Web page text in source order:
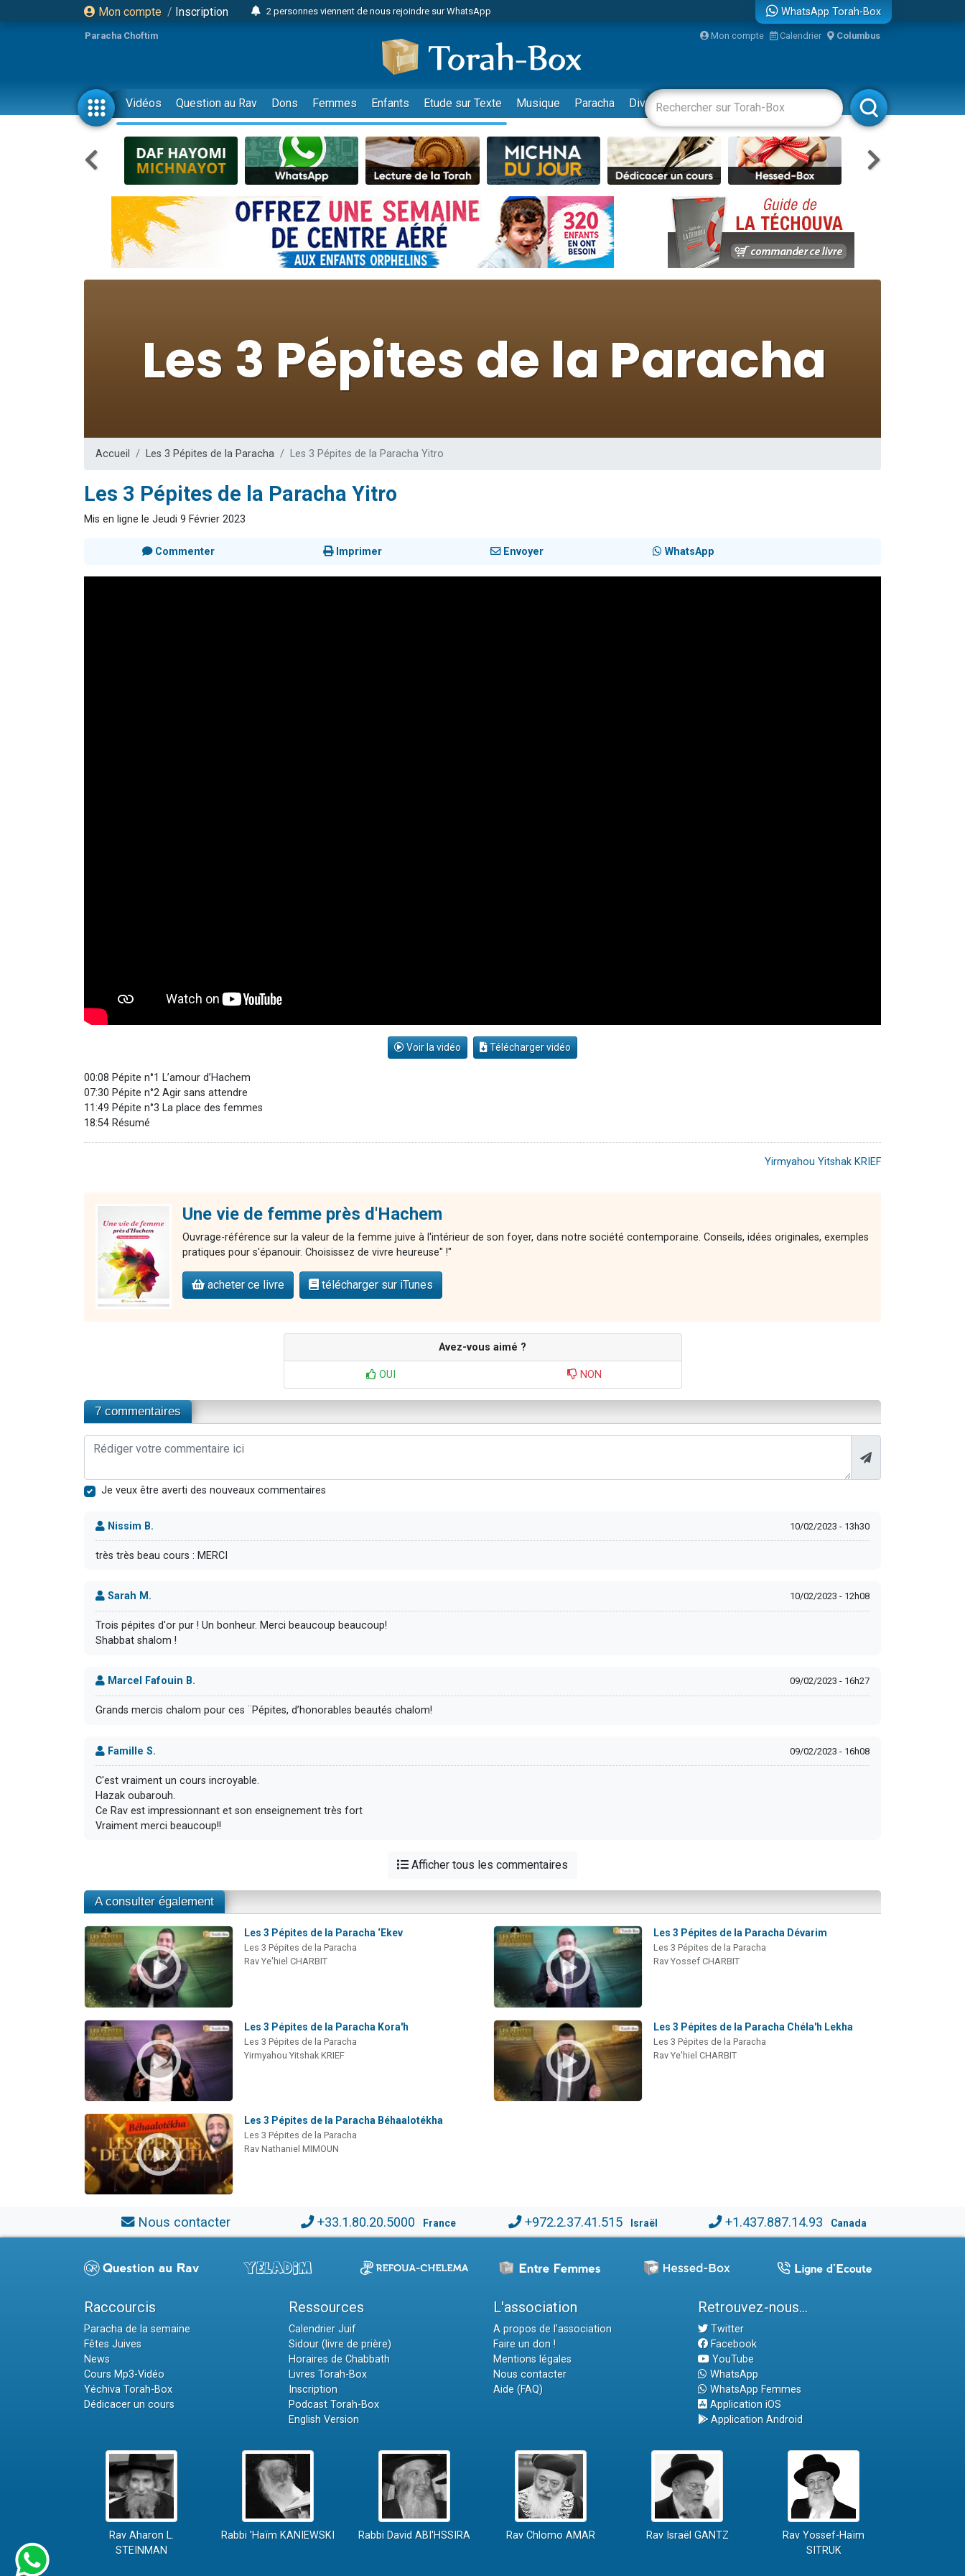
Mon compte / Inscription
2 personnes viennent de nous rejoindre sur WhatsApp
3 personnes viennent de faire un don pour Événements Torah-Box
2 personnes viennent de faire un don pour Tsédaka : pauvres d'Israel
3 personnes viennent de nous rejoindre sur WhatsApp
11 personnes viennent de demander une bénédiction
3 personnes viennent de faire un don pour Diane, 80 ans, dans un appartement insalubre
Il reste 49 places pour étudier en groupe sur Zoom
2 personnes viennent de nous rejoindre sur WhatsApp
29 personnes viennent de demander une bénédiction
Il reste 49 places pour étudier en groupe sur Zoom
2 personnes viennent de nous rejoindre sur WhatsApp
6 personnes viennent de nous rejoindre sur WhatsApp
17 personnes viennent de demander une bénédiction
4 personnes viennent de nous rejoindre sur WhatsApp
Il reste 49 places pour étudier en groupe sur Zoom
WhatsApp Torah-Box
Paracha Choftim Mon compte Calendrier Columbus
Vidéos Question au Rav Dons Femmes Enfants Etude sur Texte Musique Paracha Divertissements Livres Rabbanim
Accueil Les 3 Pépites de la Paracha Les 3 Pépites de la Paracha Yitro
Les 3 Pépites de la Paracha Yitro
Mis en ligne le Jeudi 9 Février 2023
Commenter Imprimer Envoyer WhatsApp
Voir la vidéo Télécharger vidéo
00:08 Pépite n°1 L’amour d’Hachem
07:30 Pépite n°2 Agir sans attendre
11:49 Pépite n°3 La place des femmes
18:54 Résumé
Yirmyahou Yitshak KRIEF
Une vie de femme près d'Hachem
Ouvrage-référence sur la valeur de la femme juive à l'intérieur de son foyer, dans notre société contemporaine. Conseils, idées originales, exemples
pratiques pour s'épanouir. Choisissez de vivre heureuse" !"
acheter ce livre télécharger sur iTunes
Avez-vous aimé ?
OUI NON
7 commentaires
Je veux être averti des nouveaux commentaires
Nissim B. 10/02/2023 - 13h30
très très beau cours : MERCI
Sarah M. 10/02/2023 - 12h08
Trois pépites d'or pur ! Un bonheur. Merci beaucoup beaucoup!
Shabbat shalom !
Marcel Fafouin B. 09/02/2023 - 16h27
Grands mercis chalom pour ces ¨Pépites, d’honorables beautés chalom!
Famille S. 09/02/2023 - 16h08
C'est vraiment un cours incroyable.
Hazak oubarouh.
Ce Rav est impressionnant et son enseignement très fort
Vraiment merci beaucoup!!
Afficher tous les commentaires
A consulter également
Les 3 Pépites de la Paracha ‘Ekev
Les 3 Pépites de la Paracha
Rav Ye'hiel CHARBIT
Les 3 Pépites de la Paracha Dévarim
Les 3 Pépites de la Paracha
Rav Yossef CHARBIT
Les 3 Pépites de la Paracha Kora'h
Les 3 Pépites de la Paracha
Yirmyahou Yitshak KRIEF
Les 3 Pépites de la Paracha Chéla'h Lekha
Les 3 Pépites de la Paracha
Rav Ye'hiel CHARBIT
Les 3 Pépites de la Paracha Béhaalotékha
Les 3 Pépites de la Paracha
Rav Nathaniel MIMOUN
Nous contacter +33.1.80.20.5000 France +972.2.37.41.515 Israël +1.437.887.14.93 Canada
Raccourcis
Paracha de la semaine
Fêtes Juives
News
Cours Mp3-Vidéo
Yéchiva Torah-Box
Dédicacer un cours
Ressources
Calendrier Juif
Sidour (livre de prière)
Horaires de Chabbath
Livres Torah-Box
Inscription
Podcast Torah-Box
English Version
L'association
A propos de l'association
Faire un don !
Mentions légales
Nous contacter
Aide (FAQ)
Retrouvez-nous...
Twitter
Facebook
YouTube
WhatsApp
WhatsApp Femmes
Application iOS
Application Android
Rav Aharon L.
STEINMAN
Rabbi 'Haïm KANIEWSKI Rabbi David ABI'HSSIRA Rav Chlomo AMAR Rav Israël GANTZ
Rav Yossef-Haïm
SITRUK